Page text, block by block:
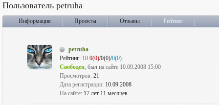
Пользователь petruha
Информация Проекты Отзывы Рейтинг
petruha
Рейтинг: 10 0(0)/0(0)/0(0)
Свободен, был на сайте 10.09.2008 15:00
Просмотров: 21
Дата регистрации: 10.09.2008
На сайте: 17 лет 11 месяцев